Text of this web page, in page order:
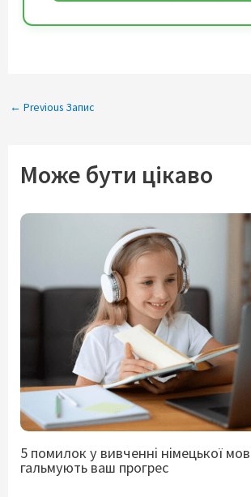
← Previous Запис
Може бути цікаво
5 помилок у вивченні німецької
гальмують ваш прогрес